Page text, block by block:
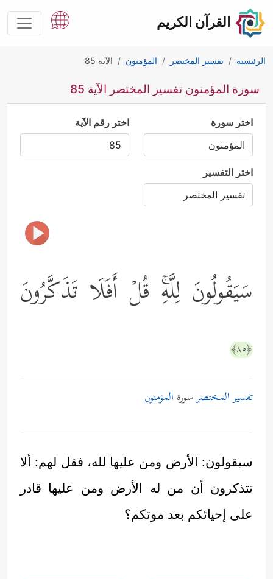
القرآن الكريم
الرئيسية تفسير المختصر المؤمنون الآية 85
سورة المؤمنون تفسير المختصر الآية 85
اختر سورة اختر رقم الآية
اختر التفسير
سَیَقُولُونَ لِلَّهِۚ قُلۡ أَفَلَا تَذَكَّرُونَ
﴿٨٥﴾
تفسير المختصرسورة المؤمنون
سيقولون: الأرض ومن عليها لله، فقل لهم: ألا
تتذكرون أن من له الأرض ومن عليها قادر
على إحيائكم بعد موتكم؟